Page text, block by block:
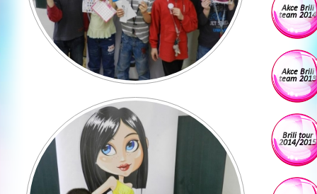
Akce Brili
team 2014
Akce Brili
team 2013
Brili tour
2014/2015